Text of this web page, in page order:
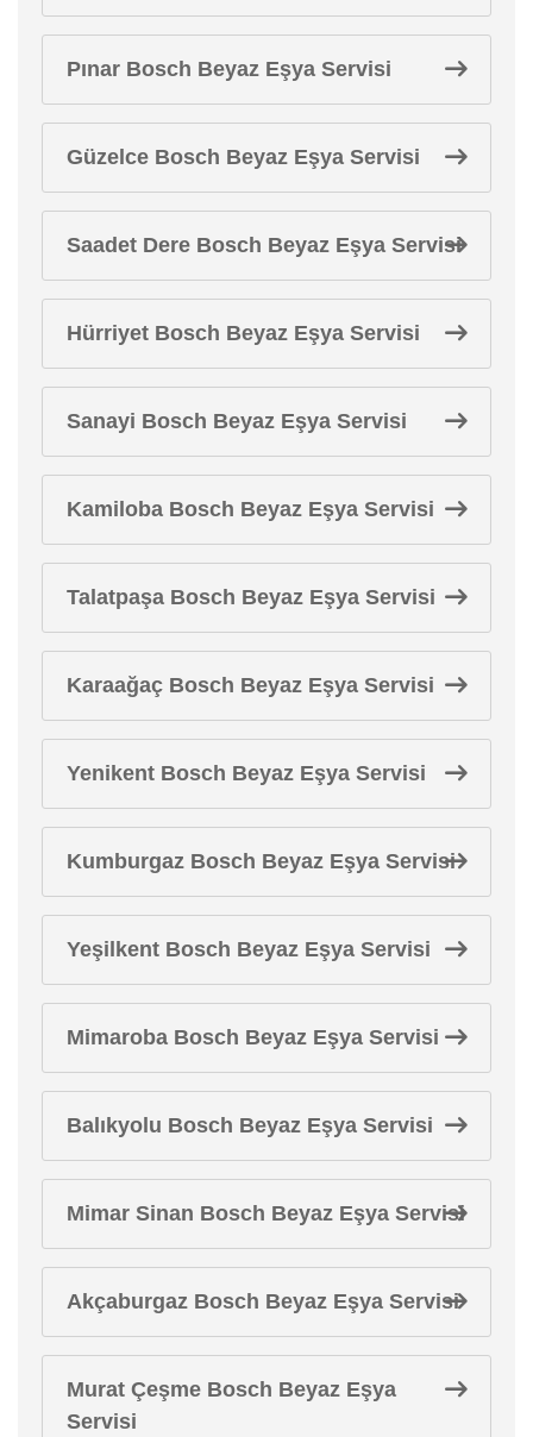
Pınar Bosch Beyaz Eşya Servisi
Güzelce Bosch Beyaz Eşya Servisi
Saadet Dere Bosch Beyaz Eşya Servisi
Hürriyet Bosch Beyaz Eşya Servisi
Sanayi Bosch Beyaz Eşya Servisi
Kamiloba Bosch Beyaz Eşya Servisi
Talatpaşa Bosch Beyaz Eşya Servisi
Karaağaç Bosch Beyaz Eşya Servisi
Yenikent Bosch Beyaz Eşya Servisi
Kumburgaz Bosch Beyaz Eşya Servisi
Yeşilkent Bosch Beyaz Eşya Servisi
Mimaroba Bosch Beyaz Eşya Servisi
Balıkyolu Bosch Beyaz Eşya Servisi
Mimar Sinan Bosch Beyaz Eşya Servisi
Akçaburgaz Bosch Beyaz Eşya Servisi
Murat Çeşme Bosch Beyaz Eşya
Servisi